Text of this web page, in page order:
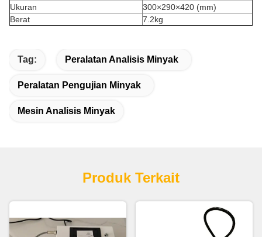
Ukuran
300×290×420 (mm)
Berat
7.2kg
Tag: Peralatan Analisis Minyak
Peralatan Pengujian Minyak
Mesin Analisis Minyak
Produk Terkait